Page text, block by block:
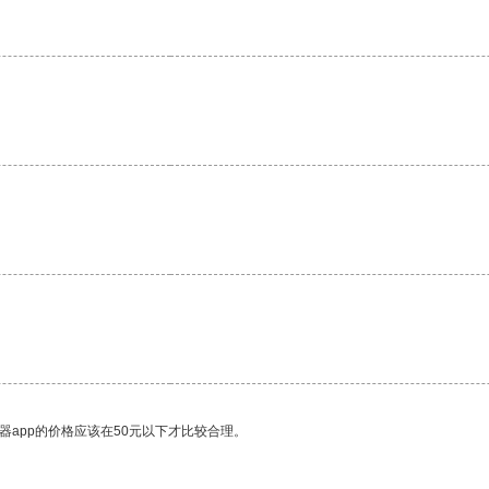
app的价格应该在50元以下才比较合理。